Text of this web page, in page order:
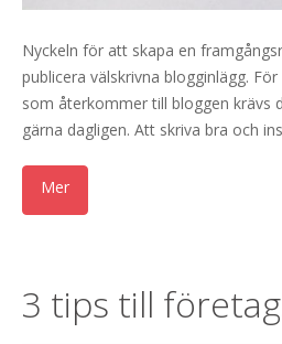
Nyckeln för att skapa en
publicera välskrivna blogginlägg.
som återkommer till bloggen krävs
gärna dagligen. Att skriva bra och
3 tips till